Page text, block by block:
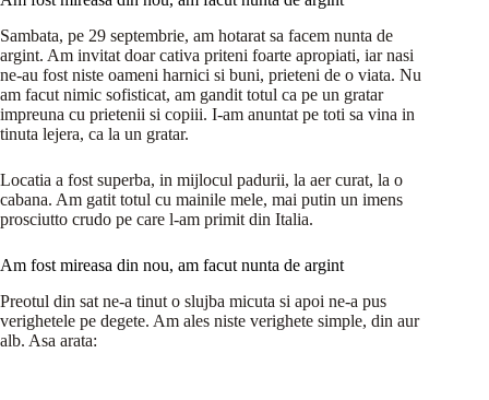
Sambata, pe 29 septembrie, am hotarat sa facem nunta de
argint. Am invitat doar cativa priteni foarte apropiati, iar nasi
ne-au fost niste oameni harnici si buni, prieteni de o viata. Nu
am facut nimic sofisticat, am gandit totul ca pe un gratar
impreuna cu prietenii si copiii. I-am anuntat pe toti sa vina in
tinuta lejera, ca la un gratar.
Locatia a fost superba, in mijlocul padurii, la aer curat, la o
cabana. Am gatit totul cu mainile mele, mai putin un imens
prosciutto crudo pe care l-am primit din Italia.
Am fost mireasa din nou, am facut nunta de argint
Preotul din sat ne-a tinut o slujba micuta si apoi ne-a pus
verighetele pe degete. Am ales niste verighete simple, din aur
alb. Asa arata: